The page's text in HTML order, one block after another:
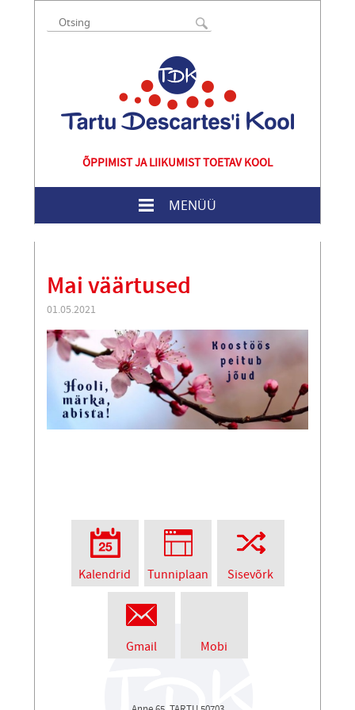
ÕPPIMIST JA LIIKUMIST TOETAV KOOL
MENÜÜ
Mai väärtused
01.05.2021
Kalendrid Tunniplaan Sisevõrk
Gmail Mobi